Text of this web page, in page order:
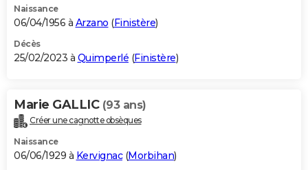
Naissance
06/04/1956 à Arzano (Finistère)
Décès
25/02/2023 à Quimperlé (Finistère)
Marie GALLIC (93 ans)
Créer une cagnotte obsèques
Naissance
06/06/1929 à Kervignac(Morbihan)